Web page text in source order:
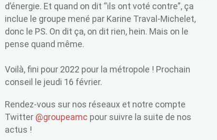
d’énergie. Et quand on dit “ils ont voté contre”, ça
inclue le groupe mené par Karine Traval-Michelet,
donc le PS. On dit ça, on dit rien, hein. Mais on le
pense quand même.
Voilà, fini pour 2022 pour la métropole ! Prochain
conseil le jeudi 16 février.
Rendez-vous sur nos réseaux et notre compte
Twitter @groupeamc pour suivre la suite de nos
actus !